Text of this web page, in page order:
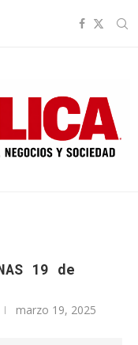
19 de
marzo 19, 2025